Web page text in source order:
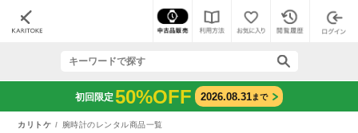
初回限定50%OFF 2026.08.31まで
カリトケ 腕時計のレンタル商品一覧